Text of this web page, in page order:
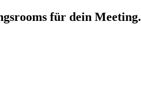
für dein Meeting.